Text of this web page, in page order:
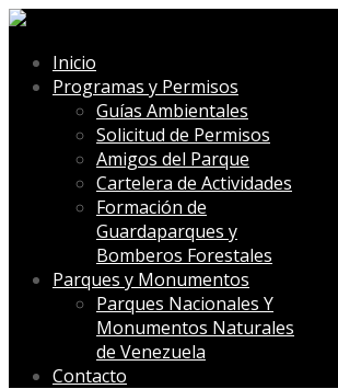
Inicio
Programas y Permisos
Guías Ambientales
Solicitud de Permisos
Amigos del Parque
Cartelera de Actividades
Formación de
Guardaparques y
Bomberos Forestales
Parques y Monumentos
Parques Nacionales Y
Monumentos Naturales
de Venezuela
Contacto